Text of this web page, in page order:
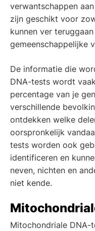
verwantschappen
zijn geschikt voor
kunnen ver
gemeenschappelijke
De informatie die
DNA-tests wordt
percentage van je
verschillende
ontdekken welke
oorspronkelijk
tests worden ook
identificeren en
neven, nichten en
niet kende.
Mitochondriale DNA-